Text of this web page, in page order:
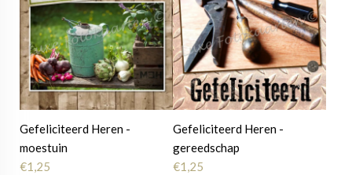
Gefeliciteerd Heren -
moestuin
€1,25
Gefeliciteerd Heren -
gereedschap
€1,25